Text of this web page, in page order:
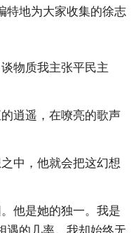
特地为大家收集的徐志
物质我主张平民主
逍遥，在嘹亮的歌声
中，他就会把这幻想
他是她的独一。我是